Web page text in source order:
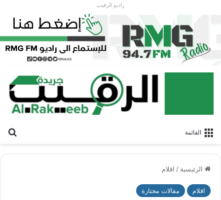
راديو الرقيب
القائمة
الرئيسية / اقلام
اقلام مقالات مختارة